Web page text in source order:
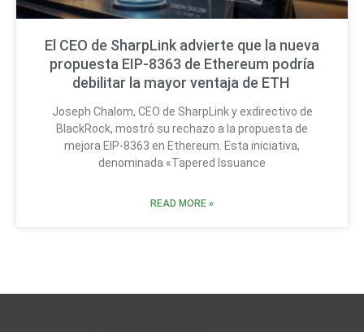
El CEO de SharpLink advierte que la nueva
propuesta EIP-8363 de Ethereum podría
debilitar la mayor ventaja de ETH
Joseph Chalom, CEO de SharpLink y exdirectivo de
BlackRock, mostró su rechazo a la propuesta de
mejora EIP-8363 en Ethereum. Esta iniciativa,
denominada «Tapered Issuance
READ MORE »